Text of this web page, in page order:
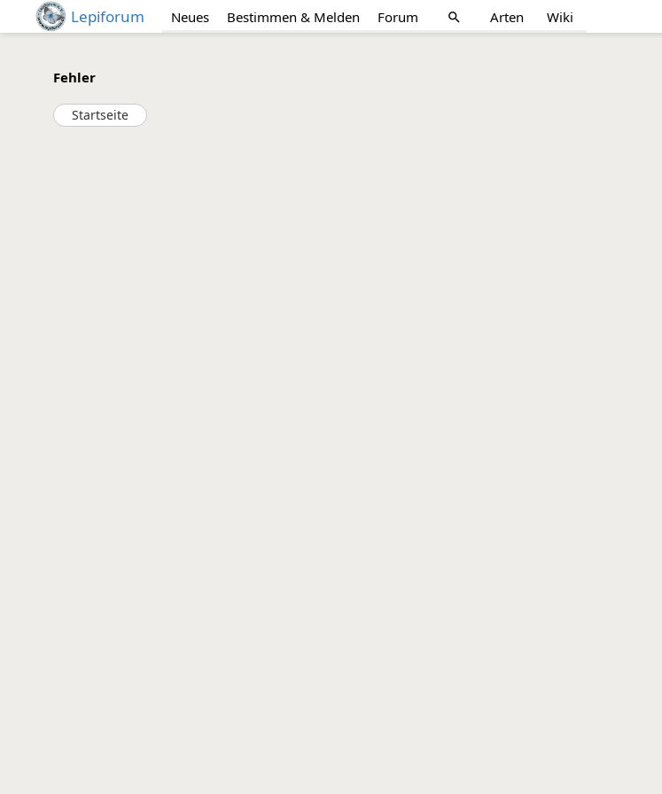
Lepiforum Neues Bestimmen & Melden Forum search Arten Wiki
Fehler
Startseite